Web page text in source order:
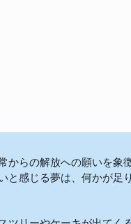
らの解放への願いを
感じる夢は、何かが